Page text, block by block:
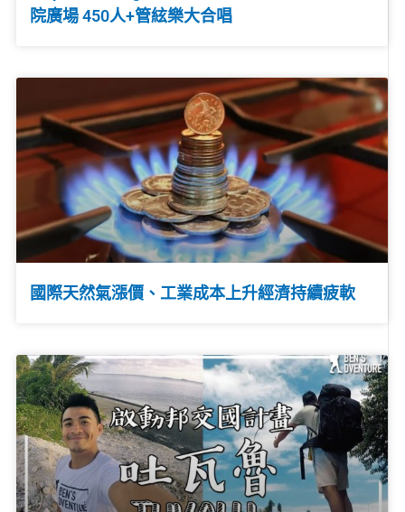
院廣場 450人+管絃樂大合唱
國際天然氣漲價、工業成本上升經濟持續疲軟